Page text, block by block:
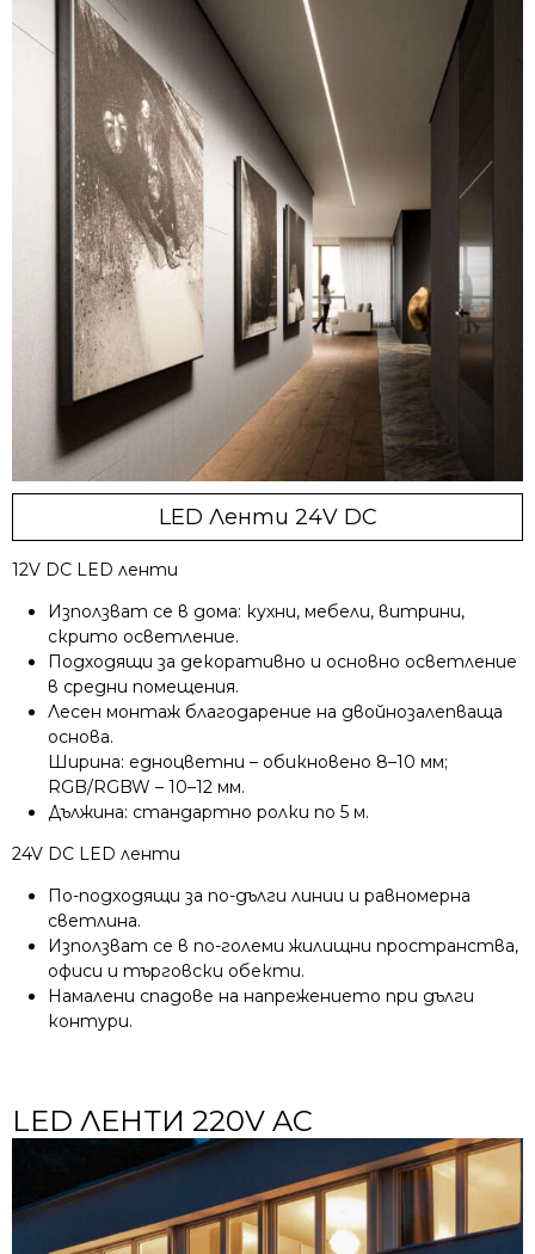
LED Ленти 24V DC
12V DC LED ленти
Използват се в дома: кухни, мебели, витрини,
скрито осветление.
Подходящи за декоративно и основно осветление
в средни помещения.
Лесен монтаж благодарение на двойнозалепваща
основа.
Ширина: едноцветни – обикновено 8–10 мм;
RGB/RGBW – 10–12 мм.
Дължина: стандартно ролки по 5 м.
24V DC LED ленти
По-подходящи за по-дълги линии и равномерна
светлина.
Използват се в по-големи жилищни пространства,
офиси и търговски обекти.
Намалени спадове на напрежението при дълги
контури.
LED ЛЕНТИ 220V AC